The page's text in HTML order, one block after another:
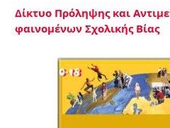
Δίκτυο Πρόληψης και
φαινομένων Σχολικής Βίας